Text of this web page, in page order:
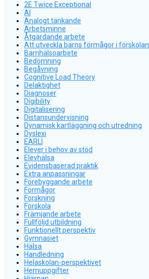
2E Twice Exceptional
AI
Analogt tänkande
Arbetsminne
Åtgärdande arbete
Att utveckla barns förmågor i förskolan
Barnhälsoarbete
Bedömning
Begåvning
Cognitive Load Theory
Delaktighet
Diagnoser
Digibility
Digitalisering
Distansundervisning
Dynamisk kartläggning och utredning
Dyslexi
EARLI
Elever i behov av stöd
Elevhälsa
Evidensbaserad praktik
Extra anpassningar
Förebyggande arbete
Förmågor
Forskning
Förskola
Främjande arbete
Fullföljd utbildning
Funktionellt perspektiv
Gymnasiet
Hälsa
Handledning
Helaskolan-perspektivet
Hemuppgifter